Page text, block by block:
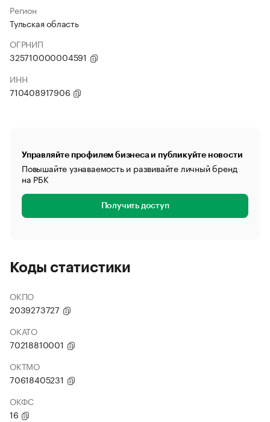
Регион
Тульская область
ОГРНИП
325710000004591
ИНН
710408917906
Управляйте профилем бизнеса и публикуйте новости
Повышайте узнаваемость и развивайте личный бренд
на РБК
Получить доступ
Коды статистики
ОКПО
2039273727
ОКАТО
70218810001
ОКТМО
70618405231
ОКФС
16